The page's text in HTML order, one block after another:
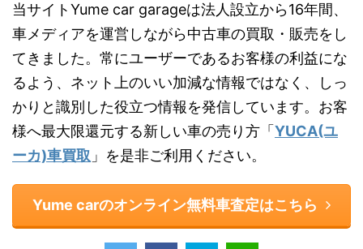
当サイトYume car garageは法人設立から16年間、
車メディアを運営しながら中古車の買取・販売をし
てきました。常にユーザーであるお客様の利益にな
るよう、ネット上のいい加減な情報ではなく、しっ
かりと識別した役立つ情報を発信しています。お客
様へ最大限還元する新しい車の売り方「 YUCA(ユ
ーカ)車買取 」を是非ご利用ください。
Yume carのオンライン無料車査定はこちら